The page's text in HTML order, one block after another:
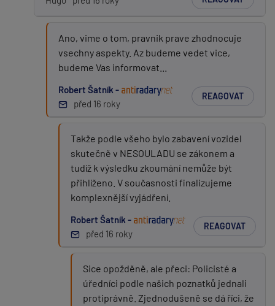
Ano, vime o tom, pravnik prave zhodnocuje
vsechny aspekty. Az budeme vedet vice,
budeme Vas informovat...
Robert Šatník -
před 16 roky
REAGOVAT
Takže podle všeho bylo zabavení vozidel
skutečně v NESOULADU se zákonem a
tudíž k výsledku zkoumání nemůže být
přihlíženo. V současnosti finalizujeme
komplexnější vyjádření.
Robert Šatník -
před 16 roky
REAGOVAT
Sice opožděně, ale přeci: Policisté a
úředníci podle našich poznatků jednali
protiprávně. Zjednodušeně se dá říci, že